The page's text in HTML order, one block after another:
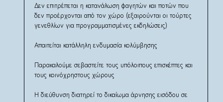
Δεν επιτρέπεται η κατανάλωση φαγητών και ποτών που
δεν προέρχονται από τον χώρο (εξαιρούνται οι τούρτες
γενεθλίων για προγραμματισμένες εκδηλώσεις)
Απαιτείται κατάλληλη ενδυμασία κολύμβησης
Παρακαλούμε σεβαστείτε τους υπόλοιπους επισκέπτες και
τους κοινόχρηστους χώρους
Η διεύθυνση διατηρεί το δικαίωμα άρνησης εισόδου σε